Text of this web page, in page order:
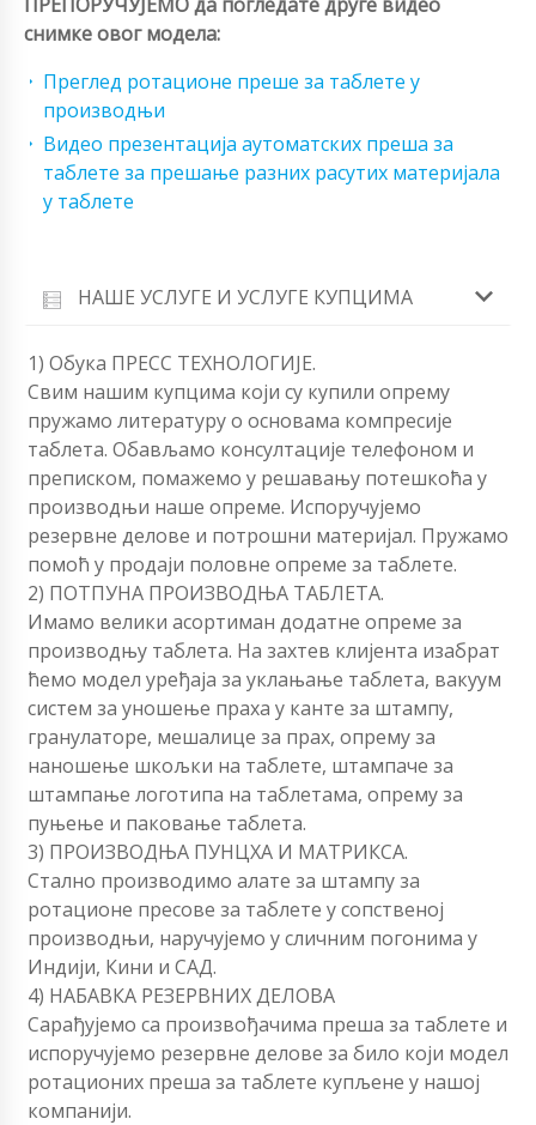
ПРЕПОРУЧУЈЕМО да погледате друге видео
снимке овог модела:
Преглед ротационе преше за таблете у
производњи
Видео презентација аутоматских преша за
таблете за прешање разних расутих материјала
у таблете
НАШЕ УСЛУГЕ И УСЛУГЕ КУПЦИМА
1) Обука ПРЕСС ТЕХНОЛОГИЈЕ.
Свим нашим купцима који су купили опрему
пружамо литературу о основама компресије
таблета. Обављамо консултације телефоном и
преписком, помажемо у решавању потешкоћа у
производњи наше опреме. Испоручујемо
резервне делове и потрошни материјал. Пружамо
помоћ у продаји половне опреме за таблете.
2) ПОТПУНА ПРОИЗВОДЊА ТАБЛЕТА.
Имамо велики асортиман додатне опреме за
производњу таблета. На захтев клијента изабрат
ћемо модел уређаја за уклањање таблета, вакуум
систем за уношење праха у канте за штампу,
гранулаторе, мешалице за прах, опрему за
наношење шкољки на таблете, штампаче за
штампање логотипа на таблетама, опрему за
пуњење и паковање таблета.
3) ПРОИЗВОДЊА ПУНЦХА И МАТРИКСА.
Стално производимо алате за штампу за
ротационе пресове за таблете у сопственој
производњи, наручујемо у сличним погонима у
Индији, Кини и САД.
4) НАБАВКА РЕЗЕРВНИХ ДЕЛОВА
Сарађујемо са произвођачима преша за таблете и
испоручујемо резервне делове за било који модел
ротационих преша за таблете купљене у нашој
компанији.